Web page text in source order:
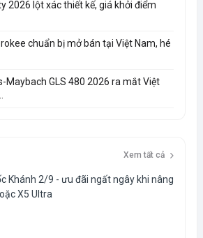
2026 lột xác thiết kế, giá khởi điểm
chuẩn bị mở bán tại Việt Nam, hé
Maybach GLS 480 2026 ra mắt Việt
Xem tất cả